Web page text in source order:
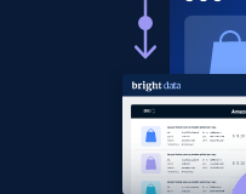
URL, Product id,
Reviews count shop,
price, and more.
322+